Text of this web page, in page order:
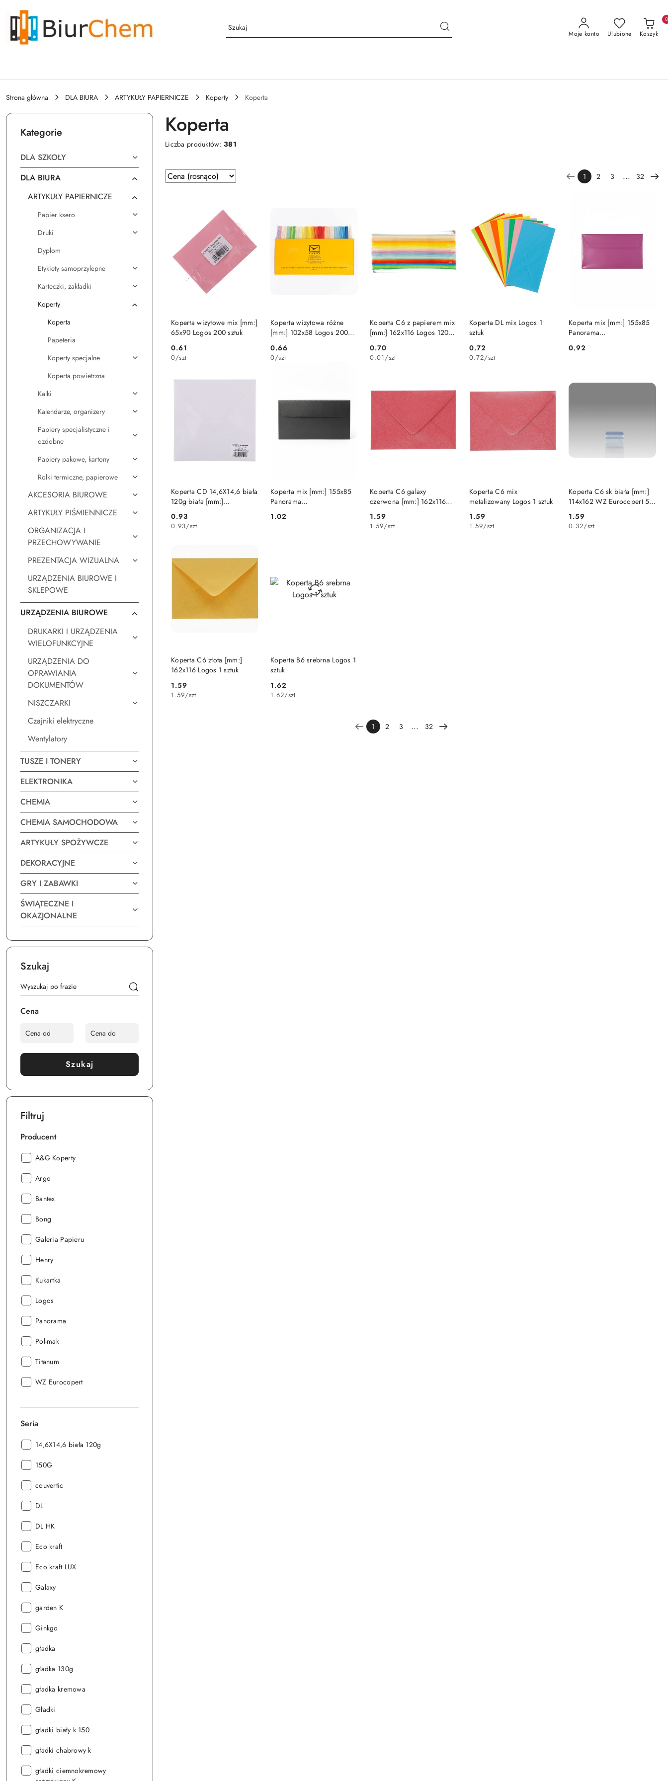
Przejdź do treści głównej
Przejdź do wyszukiwarki
Przejdź do moje konto
Przejdź do menu głównego
Przejdź do stopki
Moje konto Ulubione Koszyk
0
Strona główna DLA BIURA ARTYKUŁY PAPIERNICZE Koperty Koperta
Kategorie
DLA SZKOŁY
DLA BIURA
ARTYKUŁY PAPIERNICZE
Papier ksero
Druki
Dyplom
Etykiety samoprzylepne
Karteczki, zakładki
Koperty
Koperta
Papeteria
Koperty specjalne
Koperta powietrzna
Kalki
Kalendarze, organizery
Papiery specjalistyczne i
ozdobne
Papiery pakowe, kartony
Rolki termiczne, papierowe
AKCESORIA BIUROWE
ARTYKUŁY PIŚMIENNICZE
ORGANIZACJA I
PRZECHOWYWANIE
PREZENTACJA WIZUALNA
URZĄDZENIA BIUROWE I
SKLEPOWE
URZĄDZENIA BIUROWE
DRUKARKI I URZĄDZENIA
WIELOFUNKCYJNE
URZĄDZENIA DO
OPRAWIANIA
DOKUMENTÓW
NISZCZARKI
Czajniki elektryczne
Wentylatory
TUSZE I TONERY
ELEKTRONIKA
CHEMIA
CHEMIA SAMOCHODOWA
ARTYKUŁY SPOŻYWCZE
DEKORACYJNE
GRY I ZABAWKI
ŚWIĄTECZNE I
OKAZJONALNE
Szukaj
Cena
Szukaj
Filtruj
Producent
Producent:
A&G Koperty
Producent:
Argo
Producent:
Bantex
Producent:
Bong
Producent:
Galeria Papieru
Producent:
Henry
Producent:
Kukartka
Producent:
Logos
Producent:
Panorama
Producent:
Pol-mak
Producent:
Titanum
Producent:
WZ Eurocopert
Seria
Seria:
14,6X14,6 biała 120g
Seria:
150G
Seria:
couvertic
Seria:
DL
Seria:
DL HK
Seria:
Eco kraft
Seria:
Eco kraft LUX
Seria:
Galaxy
Seria:
garden K
Seria:
Ginkgo
Seria:
gładka
Seria:
gładka 130g
Seria:
gładka kremowa
Seria:
Gładki
Seria:
gładki biały k 150
Seria:
gładki chabrowy k
Seria:
gładki ciemnokremowy
Koperta
Liczba produktów:381
Zastosowano sortowanie: Cena (rosnąco).
Sortuj
według
1 2 3 ... 32
Koperta wizytowe mix [mm:]
65x90 Logos 200 sztuk
Cena:
0.61
0/szt
DO KOSZYKA
Koperta wizytowa różne
[mm:] 102x58 Logos 200
Cena:
0.66
0/szt
DO KOSZYKA
Koperta C6 z papierem mix
[mm:] 162x116 Logos 120
Cena:
0.70
0.01/szt
DO KOSZYKA
Koperta DL mix Logos 1
sztuk
Cena:
0.72
0.72/szt
DO KOSZYKA
Koperta mix [mm:] 155x85
Panorama
Cena:
0.92
DO KOSZYKA
Koperta CD 14,6X14,6 biała
120g biała [mm:]
Cena:
0.93
0.93/szt
DO KOSZYKA
Koperta mix [mm:] 155x85
Panorama
Cena:
1.02
DO KOSZYKA
Koperta C6 galaxy
czerwona [mm:] 162x116
Cena:
1.59
1.59/szt
DO KOSZYKA
Koperta C6 mix
metalizowany Logos 1 sztuk
Cena:
1.59
1.59/szt
DO KOSZYKA
Koperta C6 sk biała [mm:]
114x162 WZ Eurocopert 5
Cena:
1.59
0.32/szt
DO KOSZYKA
Koperta C6 złota [mm:]
162x116 Logos 1 sztuk
Cena:
1.59
1.59/szt
DO KOSZYKA
Koperta B6 srebrna Logos 1
sztuk
Cena:
1.62
1.62/szt
DO KOSZYKA
1 2 3 ... 32